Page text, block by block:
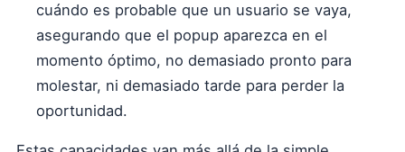
cuándo es probable que un usuario se vaya,
asegurando que el popup aparezca en el
momento óptimo, no demasiado pronto para
molestar, ni demasiado tarde para perder la
oportunidad.